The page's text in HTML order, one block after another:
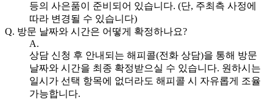
등의 사은품이 준비되어 있습니다. (단, 주최측 사정에
따라 변경될 수 있습니다)
Q. 방문 날짜와 시간은 어떻게 확정하나요?
A.
상담 신청 후 안내되는 해피콜(전화 상담)을 통해 방문
날짜와 시간을 최종 확정받으실 수 있습니다. 원하시는
일시가 선택 항목에 없더라도 해피콜 시 자유롭게 조율
가능합니다.